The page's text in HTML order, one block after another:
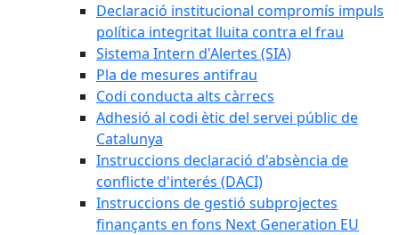
Declaració institucional compromís impuls
política integritat lluita contra el frau
Sistema Intern d'Alertes (SIA)
Pla de mesures antifrau
Codi conducta alts càrrecs
Adhesió al codi ètic del servei públic de
Catalunya
Instruccions declaració d'absència de
conflicte d'interés (DACI)
Instruccions de gestió subprojectes
finançants en fons Next Generation EU